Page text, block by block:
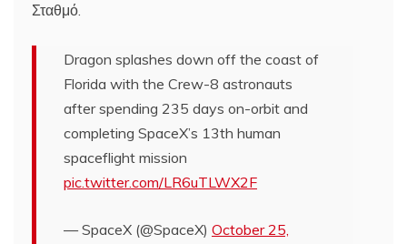
Σταθμό.
Dragon splashes down off the coast of
Florida with the Crew-8 astronauts
after spending 235 days on-orbit and
completing SpaceX’s 13th human
spaceflight mission
pic.twitter.com/LR6uTLWX2F
— SpaceX (@SpaceX) October 25,